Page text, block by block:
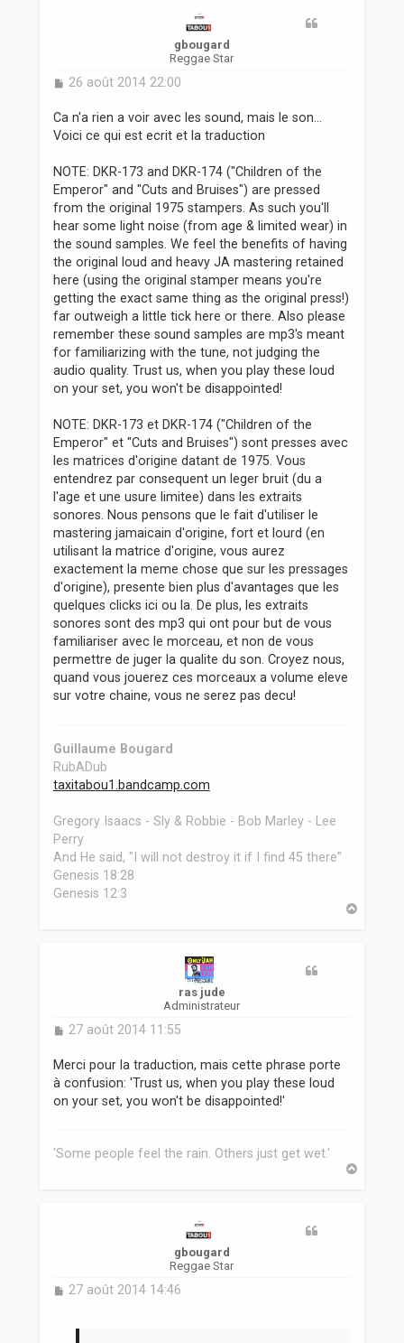
gbougard
Reggae Star
M
s
s
a
e
26 août 2014 22:00
Ca n'a rien a voir avec les sound, mais le son...
Voici ce qui est ecrit et la traduction
NOTE: DKR-173 and DKR-174 ("Children of the
Emperor" and "Cuts and Bruises") are pressed
from the original 1975 stampers. As such you'll
hear some light noise (from age & limited wear) in
the sound samples. We feel the benefits of having
the original loud and heavy JA mastering retained
here (using the original stamper means you're
getting the exact same thing as the original press!)
far outweigh a little tick here or there. Also please
remember these sound samples are mp3's meant
for familiarizing with the tune, not judging the
audio quality. Trust us, when you play these loud
on your set, you won't be disappointed!
NOTE: DKR-173 et DKR-174 ("Children of the
Emperor" et "Cuts and Bruises") sont presses avec
les matrices d'origine datant de 1975. Vous
entendrez par consequent un leger bruit (du a
l'age et une usure limitee) dans les extraits
sonores. Nous pensons que le fait d'utiliser le
mastering jamaicain d'origine, fort et lourd (en
utilisant la matrice d'origine, vous aurez
exactement la meme chose que sur les pressages
d'origine), presente bien plus d'avantages que les
quelques clicks ici ou la. De plus, les extraits
sonores sont des mp3 qui ont pour but de vous
familiariser avec le morceau, et non de vous
permettre de juger la qualite du son. Croyez nous,
quand vous jouerez ces morceaux a volume eleve
sur votre chaine, vous ne serez pas decu!
Guillaume Bougard
RubADub
taxitabou1.bandcamp.com
Gregory Isaacs - Sly & Robbie - Bob Marley - Lee
Perry
And He said, "I will not destroy it if I find 45 there”
Genesis 18:28
Genesis 12:3
ras jude
Administrateur
M
s
s
a
g
27 août 2014 11:55
Merci pour la traduction, mais cette phrase porte
à confusion: 'Trust us, when you play these loud
on your set, you won't be disappointed!'
'Some people feel the rain. Others just get wet.'
gbougard
Reggae Star
M
27 août 2014 14:46